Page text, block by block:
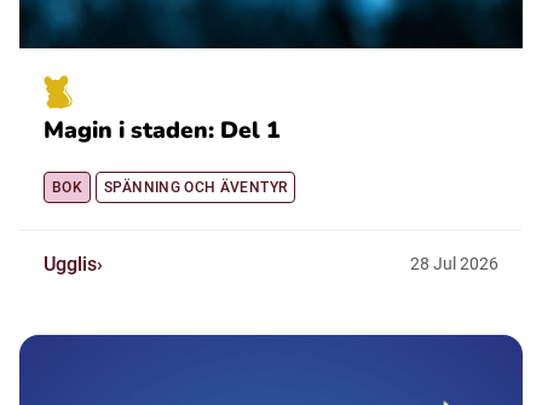
Magin i staden: Del 1
BOK SPÄNNING OCH ÄVENTYR
Ugglis 28 Jul 2026